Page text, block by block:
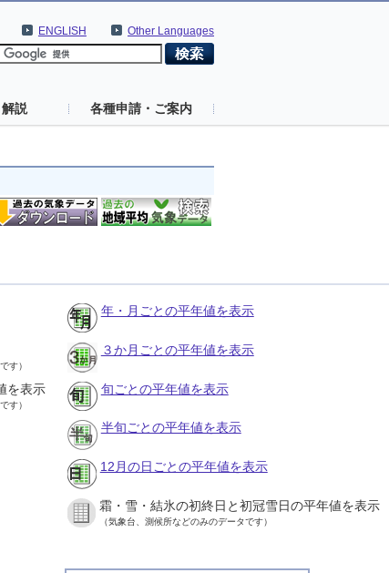
Other Languages
ENGLISH
説 各種申請・ご案内
年・月ごとの平年値を表示
す）
３か月ごとの平年値を表示
を表示
す）
旬ごとの平年値を表示
半旬ごとの平年値を表示
12月の日ごとの平年値を表示
霜・雪・結氷の初終日と初冠雪日の平年値を表示
（気象台、測候所などのみのデータです）